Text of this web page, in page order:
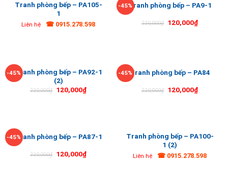
Tranh phòng bếp – PA105-
1
Liên hệ ☎ 0915.278.598
-45%Tranh phòng bếp – PA9-1
220,000₫ 120,000₫
-45%Tranh phòng bếp – PA92-1
(2)
220,000₫ 120,000₫
-45%Tranh phòng bếp – PA84
220,000₫ 120,000₫
-45%Tranh phòng bếp – PA87-1
220,000₫ 120,000₫
Tranh phòng bếp – PA100-
1 (2)
Liên hệ ☎ 0915.278.598